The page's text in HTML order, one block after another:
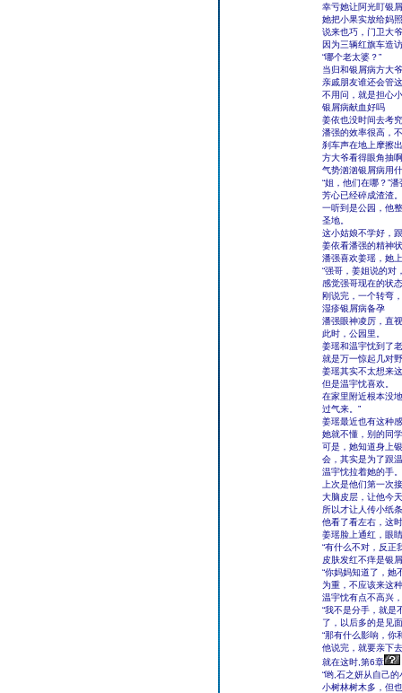
幸亏她让阿光盯银
她把小果实放给妈
说来也巧，门卫大
因为三辆红旗车造
“哪个老太婆？”
当归和银屑病方大
亲戚朋友谁还会管
不用问，就是担心
银屑病献血好吗
姜依也没时间去考
潘强的效率很高，
刹车声在地上摩擦
方大爷看得眼角抽
气势汹汹银屑病用
“姐，他们在哪？”
芳心已经碎成渣渣。
一听到是公园，他
圣地。
这小姑娘不学好，
姜依看潘强的精神
潘强喜欢姜瑶，她
“强哥，姜姐说的对
感觉强哥现在的状
刚说完，一个转弯
湿疹银屑病备孕
潘强眼神凌厉，直
此时，公园里。
姜瑶和温宇忱到了
就是万一惊起几对
姜瑶其实不太想来
但是温宇忱喜欢。
在家里附近根本没
过气来。”
姜瑶最近也有这种
她就不懂，别的同
可是，她知道身上
会，其实是为了跟
温宇忱拉着她的手。
上次是他们第一次
大脑皮层，让他今
所以才让人传小纸
他看了看左右，这
姜瑶脸上通红，眼
“有什么不对，反正
皮肤发红不痒是银
“你妈妈知道了，她
为重，不应该来这
温宇忱有点不高兴
“我不是分手，就是
了，以后多的是见
“那有什么影响，你
他说完，就要亲下
就在这时,第6章
“哟,石之妍从自己
小树林树木多，但